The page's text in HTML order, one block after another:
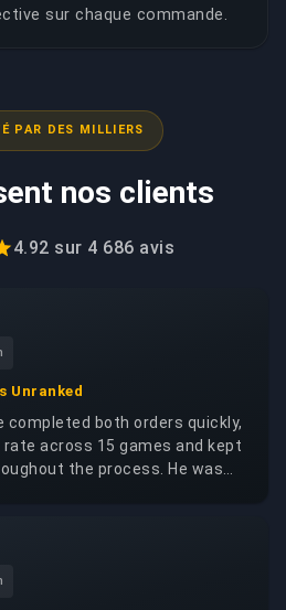
sur chaque commande.
PAR DES MILLIERS
nos clients
4.92 sur 4 686 avis
Unranked
completed both orders quickly,
rate across 15 games and kept
the process. He was